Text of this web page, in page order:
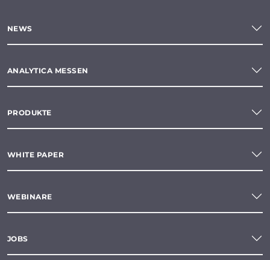
NEWS
ANALYTICA MESSEN
PRODUKTE
WHITE PAPER
WEBINARE
JOBS